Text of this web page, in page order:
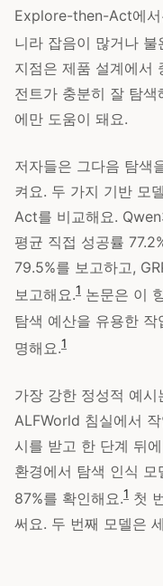
Explore-then-Act에서
니라 잡음이 많거나
지점은 제품 설계에서
전트가 충분히 잘 탐
에만 도움이 돼요.
저자들은 그다음 탐색
켜요. 두 가지 기반 모
Act를 비교해요.
평균 직접 성공률
79.5%를 보고하고,
보고해요.1 논문은 이
탐색 예산을 유용한
명해요.1
가장 강한 정성적 예
ALFWorld 침실에서
시를 받고 한 단계 뒤
환경에서 탐색 인식
87%를 확인해요.1 첫
써요. 두 번째 모델은